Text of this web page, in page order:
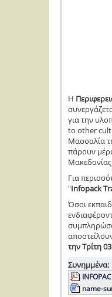
Η
για την
to other
Μασσαλία
πάρουν
Για
"Infopack
Όσοι
την Τρίτη
Συνημμένα:
name-